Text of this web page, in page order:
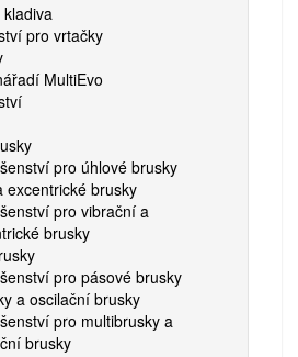
pro vrtačky
MultiEvo
pro úhlové brusky
excentrické brusky
pro vibrační a
brusky
pro pásové brusky
a oscilační brusky
pro multibrusky a
brusky